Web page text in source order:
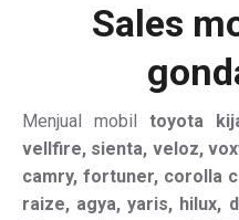
Sales
Menjual mobil toyota
vellfire, sienta, veloz,
camry, fortuner, corolla
raize, agya, yaris, hilux,